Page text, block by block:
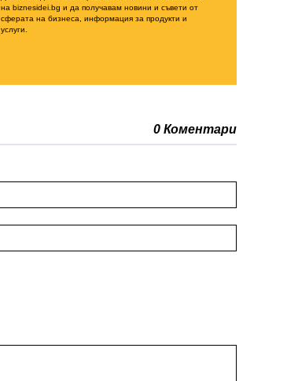
на biznesidei.bg и да получавам новини и съвети от
сферата на бизнеса, информация за продукти и
услуги.
0 Коментари